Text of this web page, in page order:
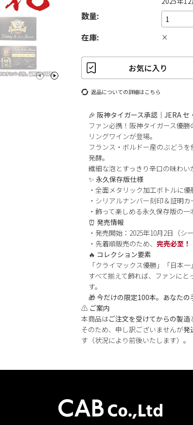
Previ
ous Next
数量:
在庫: ×
返品についての詳細はこちら
🎉 阪神タイガース承認｜JERA
ファン必携！阪神タイガース優
リングワインが登場。
フランス・ボルドー産のぶどう
発酵。
繊細な泡とすっきり辛口の味わい
✨ 永久保存版仕様
・全面メタリック加工ボトルに
・シリアルナンバー刻印＆証明カ
・飾って楽しめる永久保存版の一
⏰ 発売情報
・発売開始：2025年10月2日（シ
・先着順販売のため、 完売必至！
🔥 コレクション要素
「クライマックス優勝」「日本
すべて揃えて飾れば、ファンにと
す。
🎁今だけの限定100本。あなたの
⚠️ ご案内
本商品はご注文を受けてからの製造
そのため、申し訳ございませんが発
す（状況により前後いたします）。